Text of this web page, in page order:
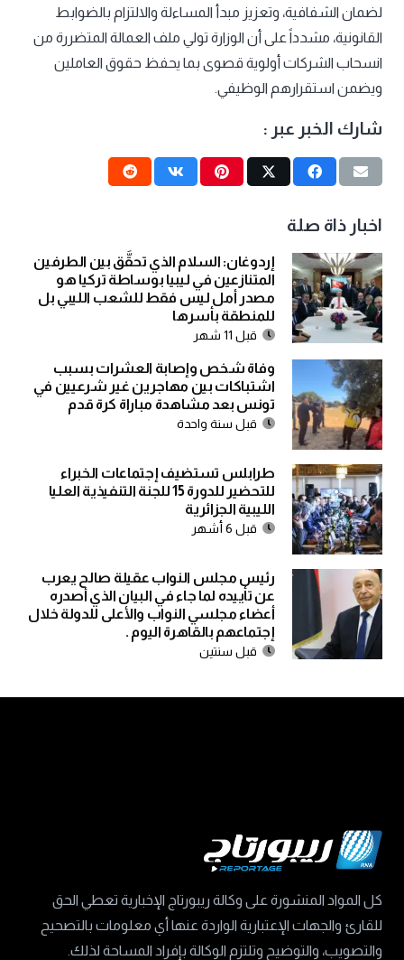
لضمان الشفافية، وتعزيز مبدأ المساءلة والالتزام بالضوابط
القانونية، مشدداً على أن الوزارة تولي ملف العمالة المتضررة من
انسحاب الشركات أولوية قصوى بما يحفظ حقوق العاملين
ويضمن استقرارهم الوظيفي.
شارك الخبر عبر :
اخبار ذاة صلة
إردوغان: السلام الذي تحقَّق بين الطرفين
المتنازعين في ليبيا بوساطة تركيا هو
مصدر أمل ليس فقط للشعب الليبي بل
للمنطقة بأسرها
قبل 11 شهر
وفاة شخص وإصابة العشرات بسبب
اشتباكات بين مهاجرين غير شرعيين في
تونس بعد مشاهدة مباراة كرة قدم
قبل سنة واحدة
طرابلس تستضيف إجتماعات الخبراء
للتحضير للدورة 15 للجنة التنفيذية العليا
الليبية الجزائرية
قبل 6 أشهر
رئيس مجلس النواب عقيلة صالح يعرب
عن تأييده لما جاء في البيان الذي أصدره
أعضاء مجلسي النواب والأعلى للدولة خلال
إجتماعهم بالقاهرة اليوم .
قبل سنتين
كل المواد المنشورة على وكالة ريبورتاج الإخبارية تعطي الحق
للقارئ والجهات الإعتبارية الواردة عنها أي معلومات بالتصحيح
والتصويب، والتوضيح وتلتزم الوكالة بإفراد المساحة لذلك.